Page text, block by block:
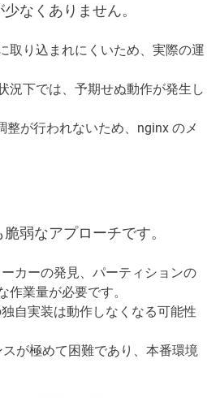
なくありません。
取り込まれにくいため、実際の運
況下では、予期せぬ動作が発生し
が行われないため、nginx のメ
弱なアプローチです。
カーの発見、パーティションの
業量が必要です。
自実装は動作しなくなる可能性
が極めて困難であり、本番環境